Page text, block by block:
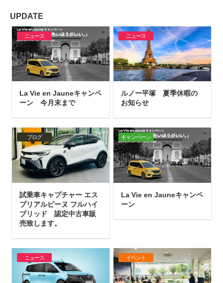
UPDATE
ニュース
La Vie en Jauneキャンペ
ーン 今月末まで
ニュース
ルノー平塚 夏季休暇の
お知らせ
ブログ
試乗車キャプチャー エス
プリアルピーヌ フルハイ
ブリッド 認定中古車販
売致します。
キャンペーン
La Vie en Jauneキャンペ
ーン
ニュース イベント